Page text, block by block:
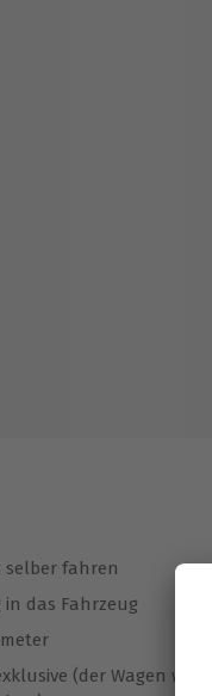
selber fahren
in das Fahrzeug
(der Wagen